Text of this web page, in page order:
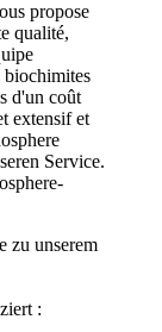
propose
qualité,
biochimites
d'un coût
extensif et
Service.
zu unserem
: